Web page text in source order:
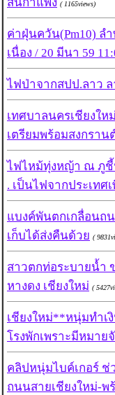
( 1165views)
ค่าฝุ่นควัน(Pm10) ล
เนื่อง / 20 มีนา 59
ไฟป่าจากสปป.ลาว
เทศบาลนครเชียงใ
เตรียมพร้อมสงกราน
ไฟไหม้ทุ่งหญ้า ณ ภูชี้
. เป็นไฟจากประเทศ
แบงค์พันตกเกลื่อนถ
เก็บได้ส่งคืนด้วย (
สาวตกท่อระบายน้ำ
หางดง เชียงใหม่ (
เชียงใหม่**หนุ่มทำ
โรงพักเพราะมีหมาย
คลิปหนุ่มไบค์เกอร์ ช่
ถนนสายเชียงใหม่-พ